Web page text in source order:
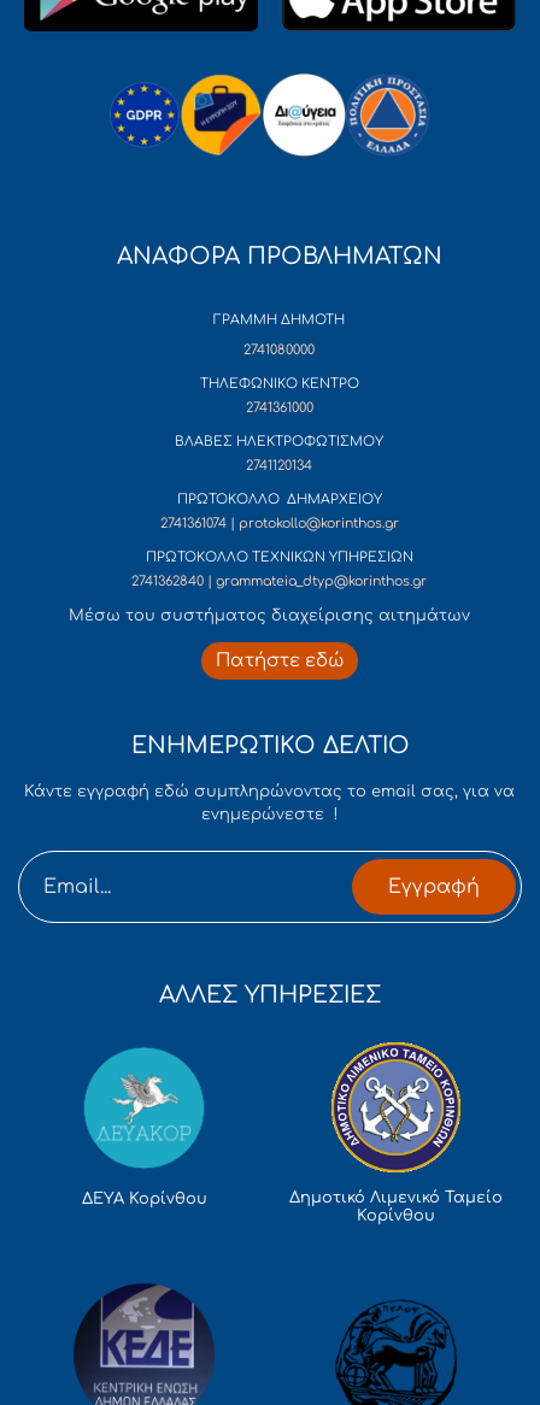
ΑΝΑΦΟΡΑ ΠΡΟΒΛΗΜΑΤΩΝ
ΓΡΑΜΜΗ ΔΗΜΟΤΗ
2741080000
ΤΗΛΕΦΩΝΙΚΟ ΚΕΝΤΡΟ
2741361000
ΒΛΑΒΕΣ ΗΛΕΚΤΡΟΦΩΤΙΣΜΟΥ
2741120134
ΠΡΩΤΟΚΟΛΛΟ ΔΗΜΑΡΧΕΙΟΥ
2741361074 | protokollo@korinthos.gr
ΠΡΩΤΟΚΟΛΛΟ ΤΕΧΝΙΚΩΝ ΥΠΗΡΕΣΙΩΝ
2741362840 | grammateia_dtyp@korinthos.gr
Mέσω του συστήματος διαχείρισης αιτημάτων
Πατήστε εδώ
ΕΝΗΜΕΡΩΤΙΚΟ ΔΕΛΤΙΟ
Κάντε εγγραφή εδώ συμπληρώνοντας το email σας, για να
ενημερώνεστε !
Εγγραφή
ΑΛΛΕΣ ΥΠΗΡΕΣΙΕΣ
ΔΕΥΑ Κορίνθου
Δημοτικό Λιμενικό Ταμείο
Κορίνθου